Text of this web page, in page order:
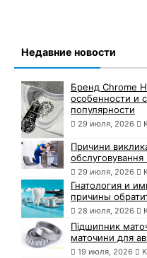
Недавние новости
Бренд Chrome
особенности и
популярности
29 июля, 2026
Причини
обслуговування
29 июля, 2026
Гнатология и
причины
28 июля, 2026
Підшипник
маточини для
19 июля, 2026